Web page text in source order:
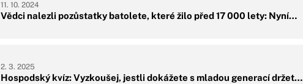
Vědci nalezli pozůstatky batolete, které žilo před 17 000 lety: Nyní…
11. 10. 2024
Hospodský kvíz: Vyzkoušej, jestli dokážete s mladou generací držet…
2. 3. 2025